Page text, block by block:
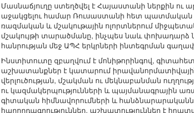
Մասնաճյուղը ստեղծվել է Հայաստանի ներքին
աջակցելու համար Ռուսաստանի հետ
ռազմական և մշակութային ոլորտներում
մշակույթի տարածմանը, ինչպես նաև փոխադարձ
հանրության մեջ ԱՊՀ երկրների ինտեգրման
Ինստիտուտը զբաղվում է մոնիթորինգով,
աշխատանքներ է կատարում
վերլուծության, մշակման ու մեկնաբանման
ու կազմակերպությունների և պայմանագրային
գիտական հիմնավորումների և
հաղորդագրություններ, աշխատություններ է